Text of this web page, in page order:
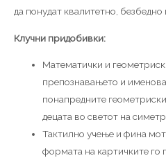
да понудат квалитетно,
Клучни придобивки:
Математички и
препознавањето и
понапредните
децата во светот на
Тактилно учење и фина
формата на картичките го